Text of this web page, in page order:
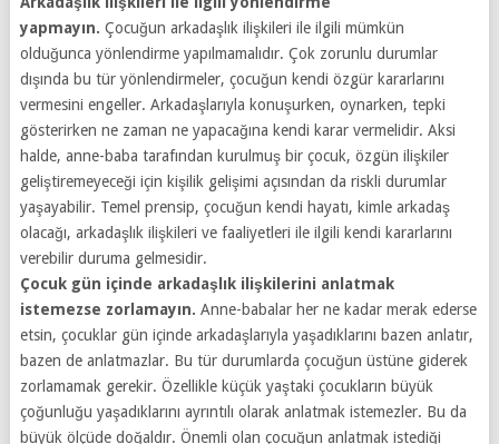
yapmayın. Çocuğun arkadaşlık ilişkileri ile ilgili mümkün
olduğunca yönlendirme yapılmamalıdır. Çok zorunlu durumlar
dışında bu tür yönlendirmeler, çocuğun kendi özgür kararlarını
vermesini engeller. Arkadaşlarıyla konuşurken, oynarken, tepki
gösterirken ne zaman ne yapacağına kendi karar vermelidir. Aksi
halde, anne-baba tarafından kurulmuş bir çocuk, özgün ilişkiler
geliştiremeyeceği için kişilik gelişimi açısından da riskli durumlar
yaşayabilir. Temel prensip, çocuğun kendi hayatı, kimle arkadaş
olacağı, arkadaşlık ilişkileri ve faaliyetleri ile ilgili kendi kararlarını
verebilir duruma gelmesidir.
Çocuk gün içinde arkadaşlık ilişkilerini anlatmak
istemezse zorlamayın. Anne-babalar her ne kadar merak ederse
etsin, çocuklar gün içinde arkadaşlarıyla yaşadıklarını bazen anlatır,
bazen de anlatmazlar. Bu tür durumlarda çocuğun üstüne giderek
zorlamamak gerekir. Özellikle küçük yaştaki çocukların büyük
çoğunluğu yaşadıklarını ayrıntılı olarak anlatmak istemezler. Bu da
büyük ölçüde doğaldır. Önemli olan çocuğun anlatmak istediği